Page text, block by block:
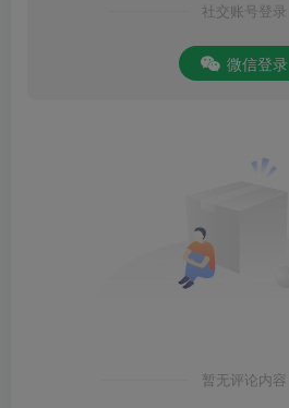
社交账号登录
微信登录
暂无评论内容